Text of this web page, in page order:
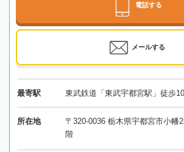
電話する
メールする
最寄駅 東武鉄道「東武宇都宮駅」徒歩
所在地
〒320-0036 栃木県宇都宮市小幡
階